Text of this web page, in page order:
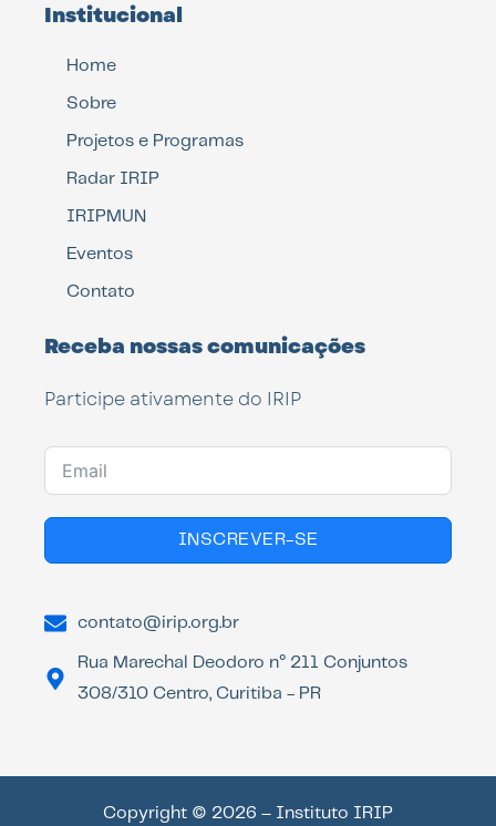
Institucional
Home
Sobre
Projetos e Programas
Radar IRIP
IRIPMUN
Eventos
Contato
Receba nossas comunicações
Participe ativamente do IRIP
INSCREVER-SE
contato@irip.org.br
Rua Marechal Deodoro n° 211 Conjuntos
308/310 Centro, Curitiba - PR
Copyright © 2026 – Instituto IRIP